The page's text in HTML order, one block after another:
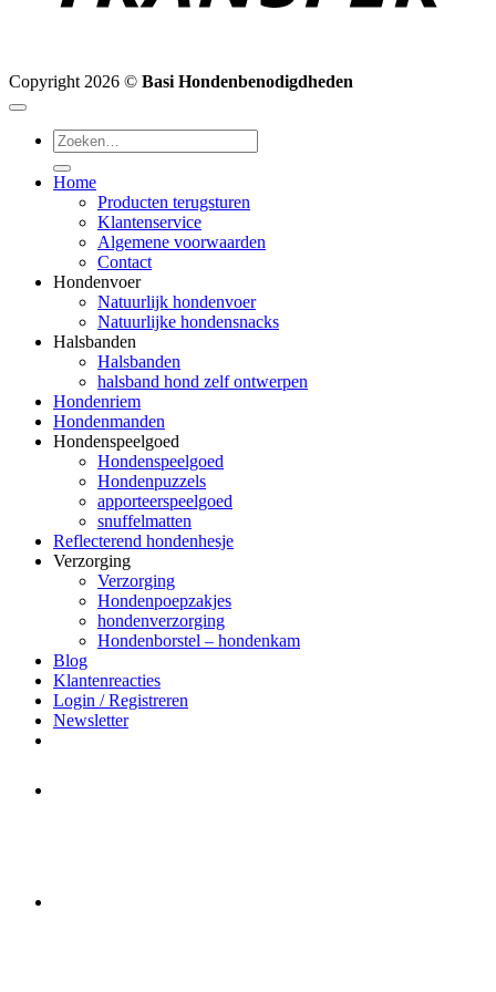
Copyright 2026 © Basi Hondenbenodigdheden
Zoeken
naar:
Home
Producten terugsturen
Klantenservice
Algemene voorwaarden
Contact
Hondenvoer
Natuurlijk hondenvoer
Natuurlijke hondensnacks
Halsbanden
Halsbanden
halsband hond zelf ontwerpen
Hondenriem
Hondenmanden
Hondenspeelgoed
Hondenspeelgoed
Hondenpuzzels
apporteerspeelgoed
snuffelmatten
Reflecterend hondenhesje
Verzorging
Verzorging
Hondenpoepzakjes
hondenverzorging
Hondenborstel – hondenkam
Blog
Klantenreacties
Login / Registreren
Newsletter